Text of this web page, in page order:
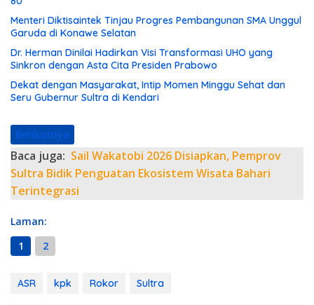
Menteri Diktisaintek Tinjau Progres Pembangunan SMA Unggul
Garuda di Konawe Selatan
Dr. Herman Dinilai Hadirkan Visi Transformasi UHO yang
Sinkron dengan Asta Cita Presiden Prabowo
Dekat dengan Masyarakat, Intip Momen Minggu Sehat dan
Seru Gubernur Sultra di Kendari
Berikutnya
Baca juga: Sail Wakatobi 2026 Disiapkan, Pemprov
Sultra Bidik Penguatan Ekosistem Wisata Bahari
Terintegrasi
Laman:
1
2
ASR kpk Rokor Sultra